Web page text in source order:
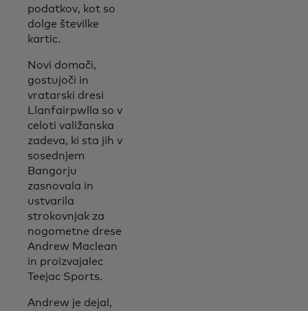
podatkov, kot so
dolge številke
kartic.
Novi domači,
gostujoči in
vratarski dresi
Llanfairpwlla so v
celoti valižanska
zadeva, ki sta jih v
sosednjem
Bangorju
zasnovala in
ustvarila
strokovnjak za
nogometne drese
Andrew Maclean
in proizvajalec
Teejac Sports.
Andrew je dejal,